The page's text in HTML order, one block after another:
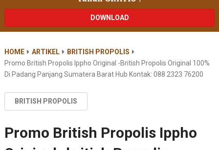
DOWNLOAD
HOME ARTIKEL
BRITISH PROPOLIS
Promo British Propolis Ippho Original -british Propolis Original 100%
Di Padang Panjang Sumatera Barat Hub Kontak: 088 2323 76200
BRITISH PROPOLIS
Promo British Propolis Ippho